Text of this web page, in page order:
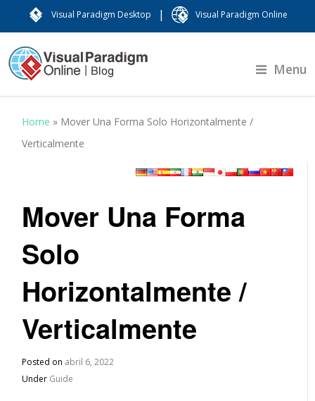
Visual Paradigm Desktop | Visual Paradigm Online
Menu
Home » Mover Una Forma Solo Horizontalmente /
Verticalmente
Mover Una Forma
Solo
Horizontalmente /
Verticalmente
Posted on abril 6, 2022
Under Guide